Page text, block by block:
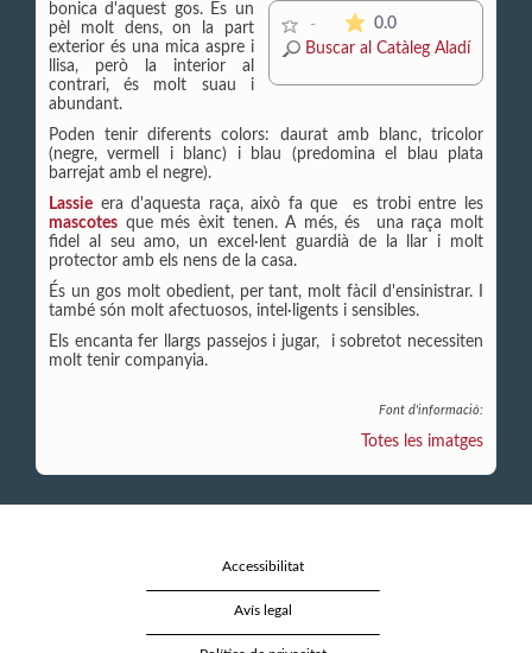
- 0.0La mitjana de les
Buscar al Catàleg Aladí
bonica d'aquest gos. És un
pèl molt dens, on la part
exterior és una mica aspre i
llisa, però la interior al
contrari, és molt suau i
abundant.
Poden tenir diferents colors: daurat amb blanc, tricolor
(negre, vermell i blanc) i blau (predomina el blau plata
barrejat amb el negre).
Lassie era d'aquesta raça, això fa que es trobi entre les
mascotes que més èxit tenen. A més, és una raça molt
fidel al seu amo, un excel·lent guardià de la llar i molt
protector amb els nens de la casa.
És un gos molt obedient, per tant, molt fàcil d'ensinistrar. I
també són molt afectuosos, intel·ligents i sensibles.
Els encanta fer llargs passejos i jugar, i sobretot necessiten
molt tenir companyia.
Font d'informació:
Totes les imatges
Accessibilitat
Avís legal